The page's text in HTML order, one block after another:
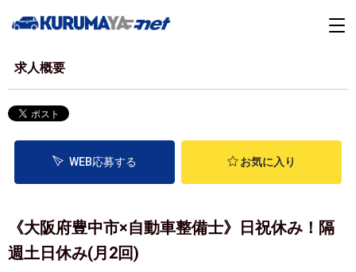
求人概要
WEB応募する お気に入り
《大阪府豊中市×自動車整備士》日祝休み！隔
週土日休み(月2回)